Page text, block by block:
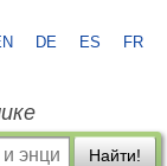
DE ES FR
Найти!